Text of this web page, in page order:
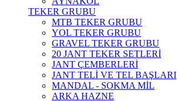
TEKER GRUBU
MTB TEKER GRUBU
YOL TEKER GRUBU
GRAVEL TEKER GRUBU
20 JANT TEKER SETLERİ
JANT ÇEMBERLERİ
JANT TELİ VE TEL BAŞLARI
MANDAL - SOKMA MİL
ARKA HAZNE